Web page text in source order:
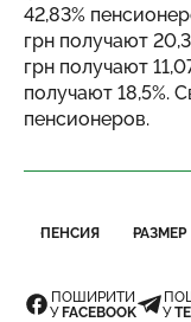
42,83%
грн получают
грн получают
получают 18,5%.
пенсионеров.
ПЕНСИЯ РАЗМЕР
ПОШИРИТИ
У FACEBOOK
У